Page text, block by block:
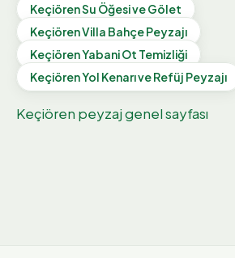
KeçiörenSu Öğesi ve Gölet
KeçiörenVilla Bahçe Peyzajı
KeçiörenYabani Ot Temizliği
KeçiörenYol Kenarı ve Refüj Peyzajı
Keçiören peyzaj genel sayfası